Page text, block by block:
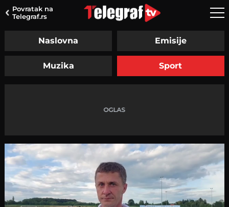
Povratak na
Telegraf.rs
Naslovna Emisije
Muzika Sport